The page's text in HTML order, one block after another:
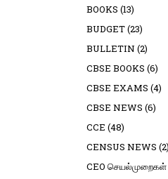
BOOKS (13)
BUDGET(23)
BULLETIN (2)
CBSE BOOKS (6)
CBSE EXAMS (4)
CBSE NEWS (6)
CCE (48)
CENSUS NEWS (2)
CEO செயல்முறைகள்